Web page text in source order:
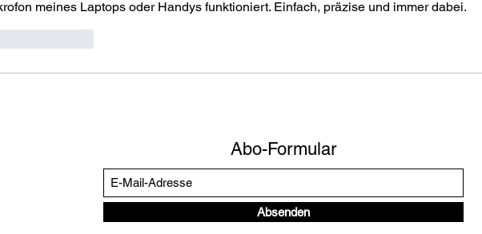
meines Laptops oder Handys funktioniert. Einfach, präzise und immer dabei.
Abo-Formular
Absenden